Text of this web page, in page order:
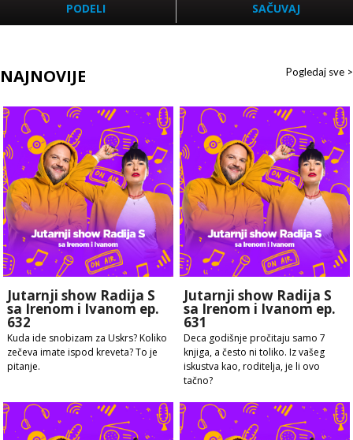
PODELI SAČUVAJ
NAJNOVIJE Pogledaj sve >
Jutarnji show Radija S
sa Irenom i Ivanom ep.
632
Kuda ide snobizam za Uskrs? Koliko
zečeva imate ispod kreveta? To je
pitanje.
Jutarnji show Radija S
sa Irenom i Ivanom ep.
631
Deca godišnje pročitaju samo 7
knjiga, a često ni toliko. Iz vašeg
iskustva kao, roditelja, je li ovo
tačno?